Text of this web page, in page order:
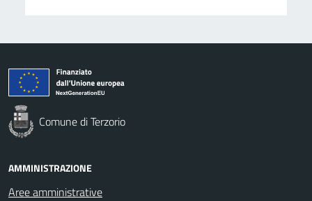
Comune di Terzorio
AMMINISTRAZIONE
Aree amministrative